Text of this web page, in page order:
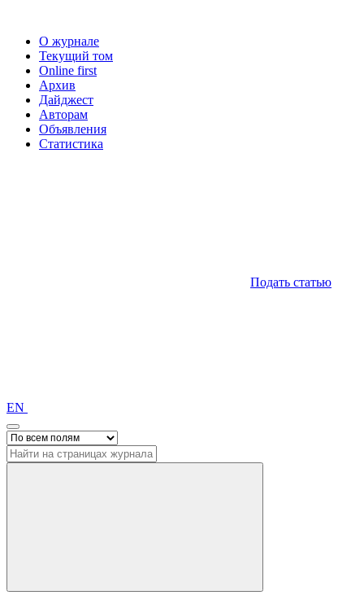
О журнале
Текущий том
Online first
Архив
Дайджест
Авторам
Объявления
Статистика
Подать статью
EN